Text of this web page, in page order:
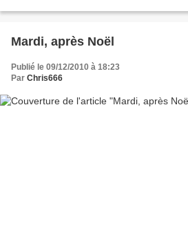
Mardi, après Noël
Publié le 09/12/2010 à 18:23
Par Chris666